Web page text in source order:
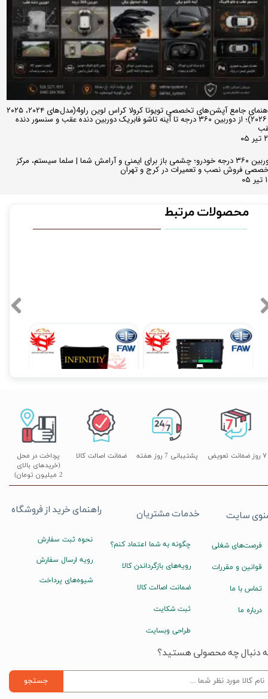
راهنمای جامع آپشن‌های تخصصی تویوتا کرولا کراس لوین راو4(مدل‌های ۲۰۲۴، ۲۰۲۵
و ۲۰۲۶)؛ از دوربین ۳۶۰ درجه تا آینه تاشو فابریک دوربین دنده عقب و سنسور دنده
دوربین ۳۶۰ درجه خودرو؛ چشمی باز برای ایمنی و آرامش شما | سلما سیستم، مرکز
فروش نصب و تعمیرات در کرج و تهران
محصولات مرتبط
مانیتور فابریک اینفینیتی بسترن B50 اندروید فولتاچ مدل Pro
۱۵,۹۰۰,۰۰۰ تومان
مانیتور فابریک اندروید بسترن B30 فولتاچ سری AP
۱۴,۹۰۰,۰۰۰ تومان
پشتیبانی 7 روز هفته
پرداخت در محل
(خریدهای بالای
2 میلیون تومان)
۷ روز ضمانت تعویض ضمانت اصالت کالا
راهنمای خرید از فروشگاه
نحوه ثبت سفارش
رویه ارسال سفارش
شیوه‌های پرداخت
خدمات مشتریان
چگونه به شما اعتماد کنم؟
رویه‌های بازگرداندن کالا
ضمانت اصالت کالا
ثبت شکایت
طراحی وبسایت
سایت
فرصت‌های شغلی
قوانین و مقررات
تماس با ما
درباره ما
دنبال چه محصولی هستید؟
جستجو